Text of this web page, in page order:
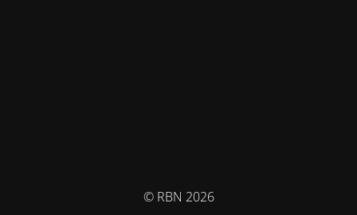
© RBN 2026